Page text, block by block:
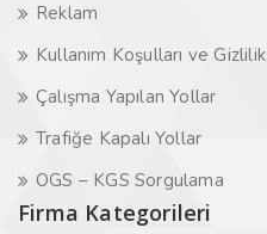
Reklam
Kullanım Koşulları ve Gizlilik
Çalışma Yapılan Yollar
Trafiğe Kapalı Yollar
OGS – KGS Sorgulama
Firma Kategorileri